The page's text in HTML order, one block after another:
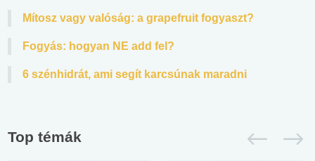
Mítosz vagy valóság: a grapefruit fogyaszt?
Fogyás: hogyan NE add fel?
6 szénhidrát, ami segít karcsúnak maradni
Top témák